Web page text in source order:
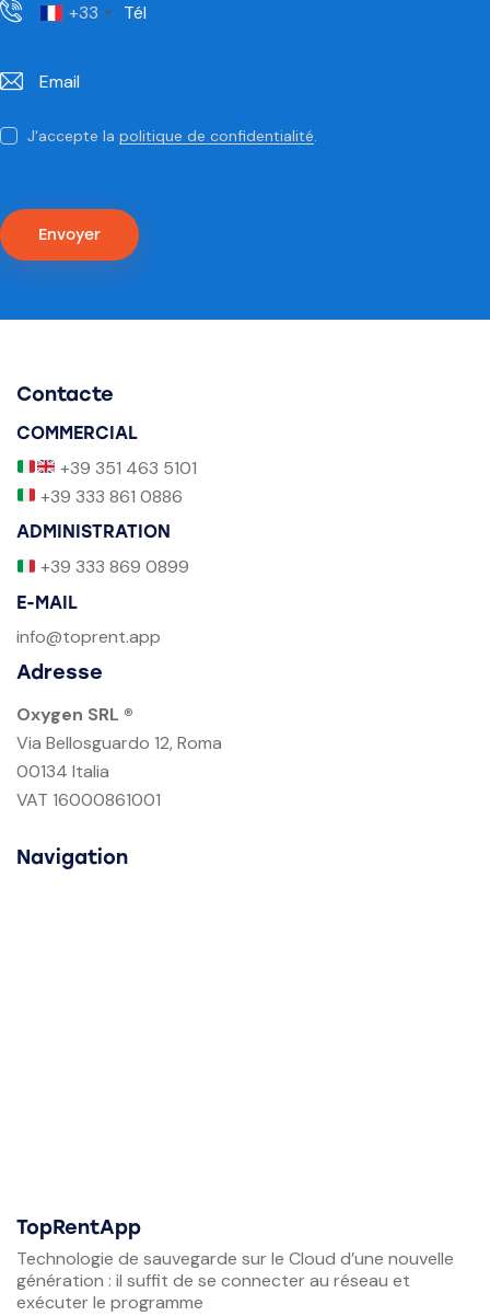
+33
J'accepte lapolitique de confidentialité.
Contacte
COMMERCIAL
+39 351 463 5101
+39 333 861 0886
ADMINISTRATION
+39 333 869 0899
E-MAIL
info@toprent.app
Adresse
Oxygen SRL ®
Via Bellosguardo 12, Roma
00134 Italia
VAT 16000861001
Navigation
TopRentApp
Technologie de sauvegarde sur le Cloud d’une nouvelle
génération : il suffit de se connecter au réseau et
exécuter le programme